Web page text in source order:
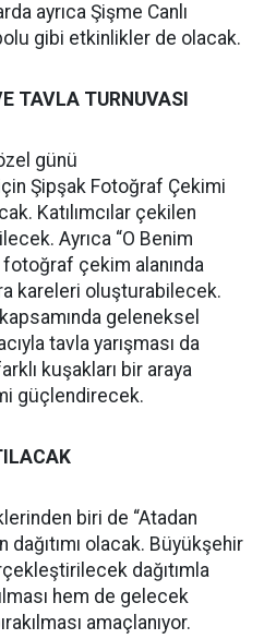
ayrıca Şişme Canlı
gibi etkinlikler de olacak.
TAVLA TURNUVASI
günü
Şipşak Fotoğraf Çekimi
Katılımcılar çekilen
Ayrıca “O Benim
fotoğraf çekim alanında
kareleri oluşturabilecek.
geleneksel
tavla yarışması da
kuşakları bir araya
güçlendirecek.
biri de “Atadan
dağıtımı olacak. Büyükşehir
dağıtımla
hem de gelecek
amaçlanıyor.